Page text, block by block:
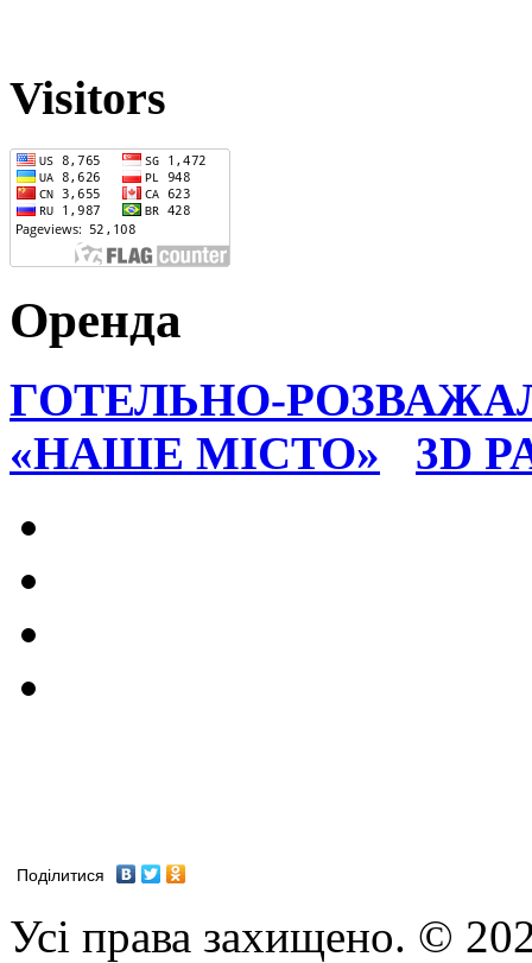
Visitors
Оренда
ГОТЕЛЬНО-
«НАШЕ МІСТО»
3D
Поділитися
Усі права захищено. ©